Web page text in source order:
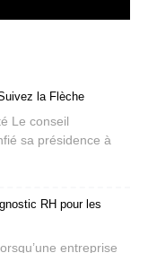
la Flèche
Le conseil
sa présidence à
RH pour les
entreprise